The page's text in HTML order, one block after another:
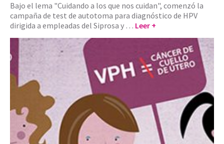
Bajo el lema "Cuidando a los que nos cuidan", comenzó la
campaña de test de autotoma para diagnóstico de HPV
dirigida a empleadas del Siprosa y … Leer +